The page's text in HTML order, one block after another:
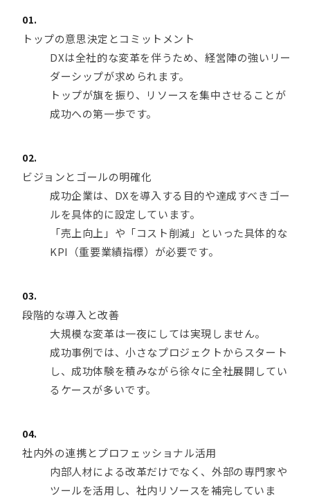
トップの意思決定とコミットメント
DXは全社的な変革を伴うため、経営陣の強いリー
ダーシップが求められます。
トップが旗を振り、リソースを集中させることが
成功への第一歩です。
ビジョンとゴールの明確化
成功企業は、DXを導入する目的や達成すべきゴー
ルを具体的に設定しています。
「売上向上」や「コスト削減」といった具体的な
KPI（重要業績指標）が必要です。
段階的な導入と改善
大規模な変革は一夜にしては実現しません。
成功事例では、小さなプロジェクトからスタート
し、成功体験を積みながら徐々に全社展開してい
るケースが多いです。
社内外の連携とプロフェッショナル活用
内部人材による改革だけでなく、外部の専門家や
ツールを活用し、社内リソースを補完していま